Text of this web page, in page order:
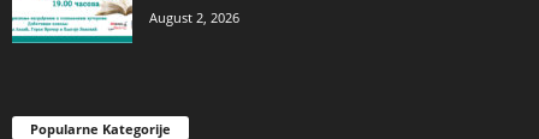
August 2, 2026
Popularne Kategorije